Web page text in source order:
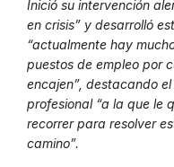
Inició su intervención
en crisis” y desarrolló
“actualmente hay
puestos de empleo por
encajen”, destacando
profesional “a la que le
recorrer para resolver
camino”.